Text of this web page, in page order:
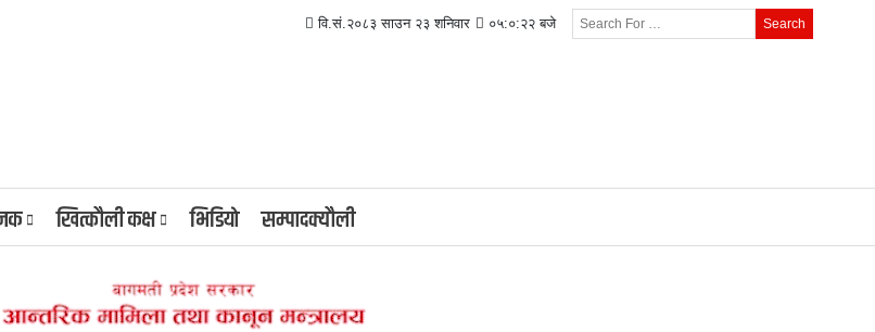
Search
वि.सं.२०८३ साउन २३ शनिवार ०५:०:२३ बजे
खित्कौली कक्ष भिडियाे सम्पादक्यौली